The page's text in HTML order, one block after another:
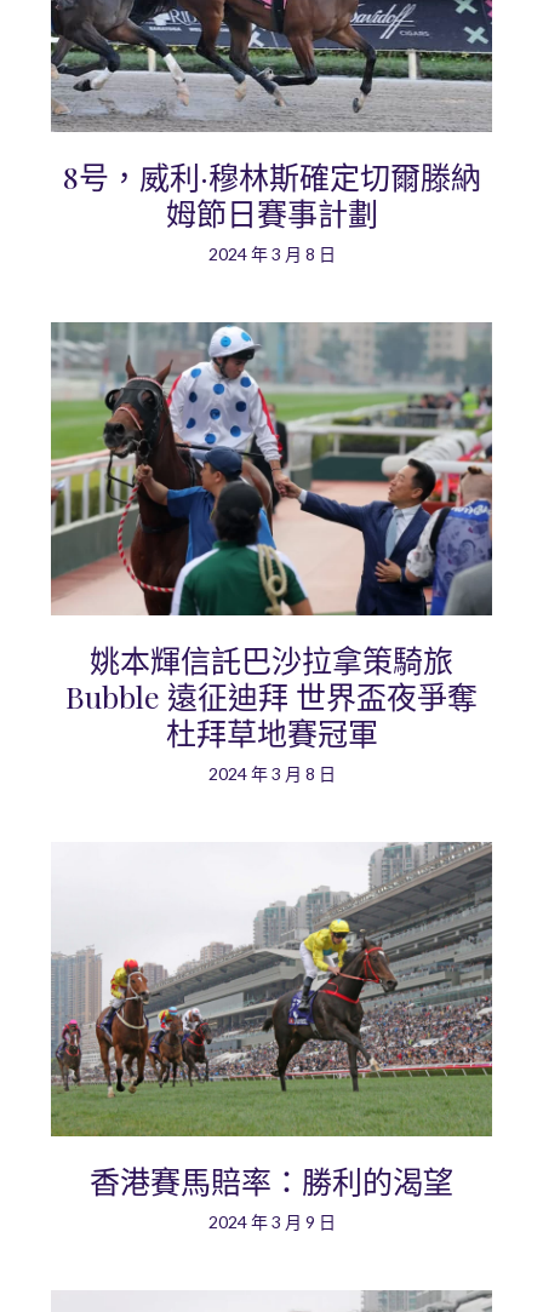
8号，威利·穆林斯確定切爾滕納
姆節日賽事計劃
2024 年 3 月 8 日
姚本輝信託巴沙拉拿策騎旅
Bubble 遠征迪拜 世界盃夜爭奪
杜拜草地賽冠軍
2024 年 3 月 8 日
香港賽馬賠率：勝利的渴望
2024 年 3 月 9 日